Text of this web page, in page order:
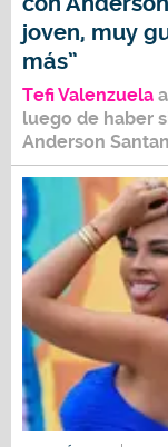
joven, muy
más”
Tefi Valenzuela
luego de haber
Anderson